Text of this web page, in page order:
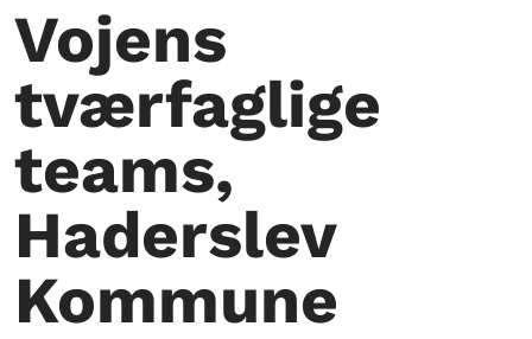
Vojens
tværfaglige
teams,
Haderslev
Kommune